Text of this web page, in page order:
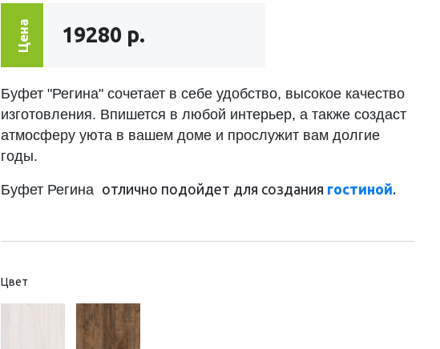
Цена 19280 р.
Буфет "Регина" сочетает в себе удобство, высокое качество
изготовления. Впишется в любой интерьер, а также создаст
атмосферу уюта в вашем доме и прослужит вам долгие
годы.
Буфет Регина отлично подойдет для создания гостиной.
Цвет